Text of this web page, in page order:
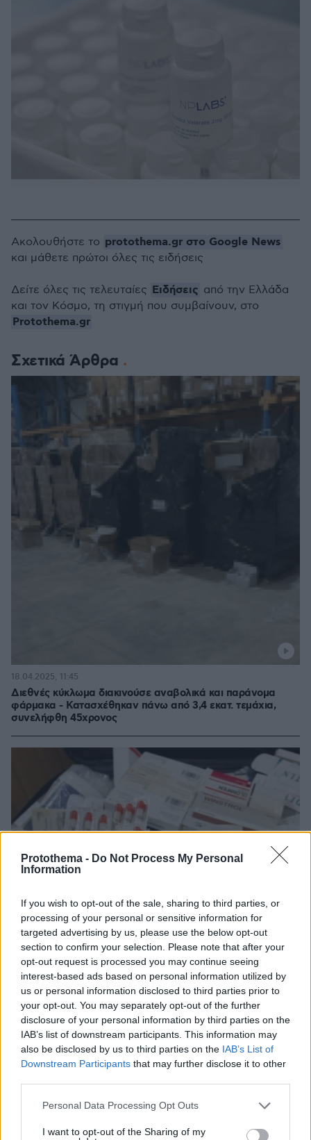
Protothema - Do Not Process My Personal
Information
If you wish to opt-out of the sale, sharing to third parties, or
processing of your personal or sensitive information for
targeted advertising by us, please use the below opt-out
section to confirm your selection. Please note that after your
opt-out request is processed you may continue seeing
interest-based ads based on personal information utilized by
us or personal information disclosed to third parties prior to
your opt-out. You may separately opt-out of the further
disclosure of your personal information by third parties on the
IAB’s list of downstream participants. This information may
also be disclosed by us to third parties on the IAB’s List of
Downstream Participants that may further disclose it to other
Please note that this website/app uses one or more Google
not limited to your visit or usage behaviour. You may click to
Personal Data Processing Opt Outs
I want to opt-out of the Sharing of my
Σχετικά Άρθρα
Διεθνές κύκλωμα διακινούσε αναβολικά και παράνομα
φάρμακα - Κατασχέθηκαν πάνω από 3,4 εκατ. τεμάχια,
συνελήφθη 45χρονος
18.04.2025, 11:45
Διεθνής επιχείρηση «μαμούθ» για τα παράνομα φάρμακα -
27.10.2018, 23:14
Ακολουθήστε το protothema.gr στο Google News
και μάθετε πρώτοι όλες τις ειδήσεις
Δείτε όλες τις τελευταίες Ειδήσεις από την Ελλάδα
και τον Κόσμο, τη στιγμή που συμβαίνουν, στο
Protothema.gr